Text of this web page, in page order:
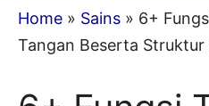
Home » Sains » 6+
Tangan Beserta Struktur